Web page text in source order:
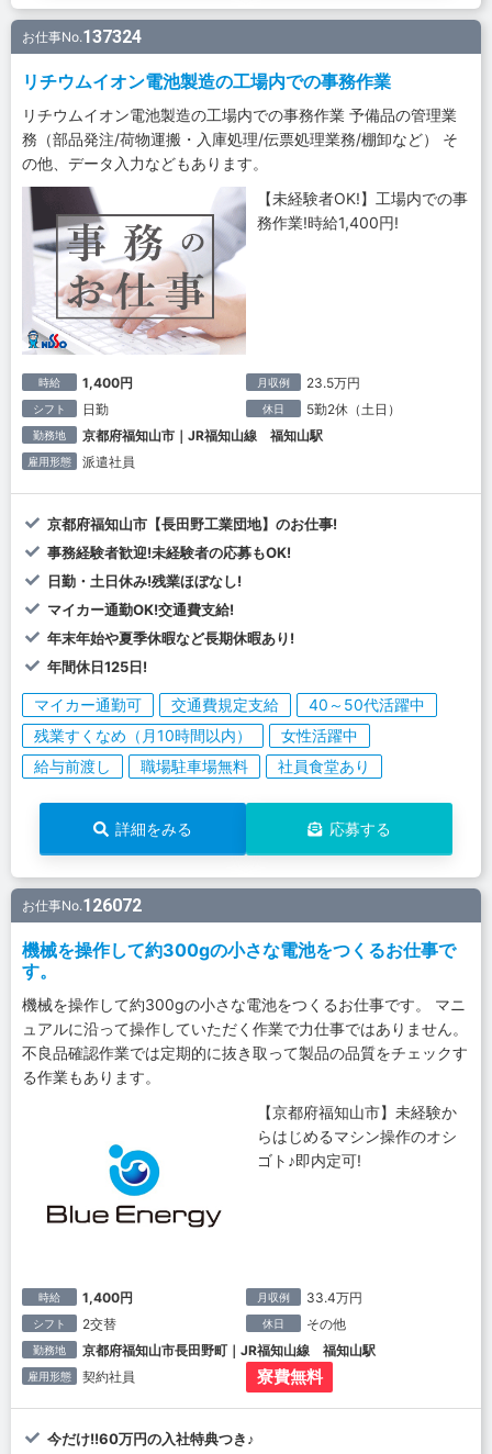
お仕事No.137324
リチウムイオン電池製造の工場内での事務作業
リチウムイオン電池製造の工場内での事務作業 予備品の管理業
務（部品発注/荷物運搬・入庫処理/伝票処理業務/棚卸など） そ
の他、データ入力などもあります。
【未経験者OK!】工場内での事
務作業!時給1,400円!
時給 1,400円 月収例 23.5万円
シフト 日勤 休日 5勤2休（土日）
勤務地 京都府福知山市｜JR福知山線 福知山駅
雇用形態 派遣社員
京都府福知山市【長田野工業団地】のお仕事!
事務経験者歓迎!未経験者の応募もOK!
日勤・土日休み!残業ほぼなし!
マイカー通勤OK!交通費支給!
年末年始や夏季休暇など長期休暇あり!
年間休日125日!
マイカー通勤可 交通費規定支給
40～50代活躍中
残業すくなめ（月10時間以内）
女性活躍中
給与前渡し
職場駐車場無料 社員食堂あり
詳細をみる 応募する
お仕事No.126072
機械を操作して約300gの小さな電池をつくるお仕事で
す。
機械を操作して約300gの小さな電池をつくるお仕事です。 マニ
ュアルに沿って操作していただく作業で力仕事ではありません。
不良品確認作業では定期的に抜き取って製品の品質をチェックす
る作業もあります。
【京都府福知山市】未経験か
らはじめるマシン操作のオシ
ゴト♪即内定可!
時給 1,400円 月収例 33.4万円
シフト 2交替 休日 その他
勤務地 京都府福知山市長田野町｜JR福知山線 福知山駅
雇用形態 契約社員 寮費無料
今だけ!!60万円の入社特典つき♪